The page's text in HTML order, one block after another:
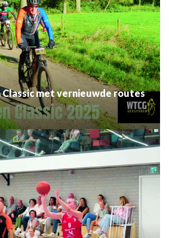
Vasser Heuvelen Classic met vernieuwde routes